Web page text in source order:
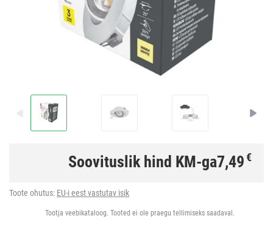
Soovituslik hind KM-ga7,49€
Toote ohutus: EU-i eest vastutav isik
Tootja veebikataloog. Tooted ei ole praegu tellimiseks saadaval.